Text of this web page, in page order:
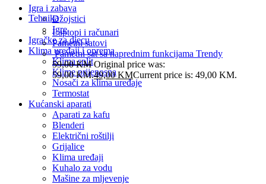
Igra i zabava
Džojstici
Igre
Igračke za djecu
Klima uređaji i oprema
Klima split
Klime prijenosna
Nosači za klima uređaje
Termostat
Kućanski aparati
Aparati za kafu
Blenderi
Električni roštilji
Grijalice
Klima uređaji
Kuhalo za vodu
Mašine za mljevenje
Tehnika
Laptopi i računari
Pametni satovi
Pametni sat sa naprednim funkcijama Trendy
59,00KM Original price was:
59,00 KM.49,00KMCurrent price is: 49,00 KM.